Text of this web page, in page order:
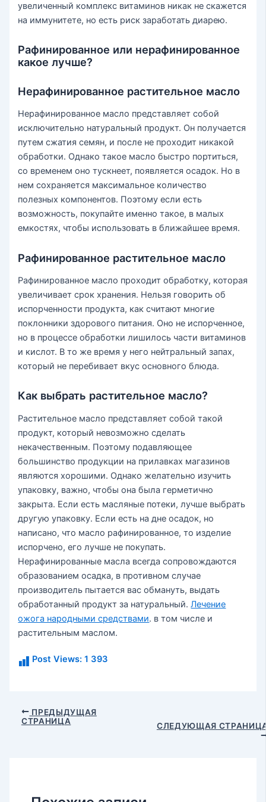
увеличенный комплекс витаминов никак не скажется
на иммунитете, но есть риск заработать диарею.
Рафинированное или нерафинированное
какое лучше?
Нерафинированное растительное масло
Нерафинированное масло представляет собой
исключительно натуральный продукт. Он получается
путем сжатия семян, и после не проходит никакой
обработки. Однако такое масло быстро портиться,
со временем оно тускнеет, появляется осадок. Но в
нем сохраняется максимальное количество
полезных компонентов. Поэтому если есть
возможность, покупайте именно такое, в малых
емкостях, чтобы использовать в ближайшее время.
Рафинированное растительное масло
Рафинированное масло проходит обработку, которая
увеличивает срок хранения. Нельзя говорить об
испорченности продукта, как считают многие
поклонники здорового питания. Оно не испорченное,
но в процессе обработки лишилось части витаминов
и кислот. В то же время у него нейтральный запах,
который не перебивает вкус основного блюда.
Как выбрать растительное масло?
Растительное масло представляет собой такой
продукт, который невозможно сделать
некачественным. Поэтому подавляющее
большинство продукции на прилавках магазинов
являются хорошими. Однако желательно изучить
упаковку, важно, чтобы она была герметично
закрыта. Если есть масляные потеки, лучше выбрать
другую упаковку. Если есть на дне осадок, но
написано, что масло рафинированное, то изделие
испорчено, его лучше не покупать.
Нерафинированные масла всегда сопровождаются
образованием осадка, в противном случае
производитель пытается вас обмануть, выдать
обработанный продукт за натуральный.Лечение
ожога народными средствами. в том числе и
растительным маслом.
Post Views: 1 393
Навигация
ПРЕДЫДУЩАЯ
СТРАНИЦА
СЛЕДУЮЩАЯ